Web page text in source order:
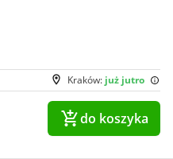
Kraków: już jutro
do koszyka